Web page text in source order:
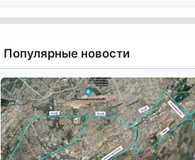
Популярные новости